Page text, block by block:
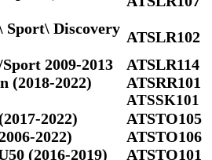
Sport\ Discovery ATSLR102
2009-2013
ATSLR114
(2018-2022)
ATSRR101
ATSSK101
2022)
ATSTO105
2022)
ATSTO106
(2016-2019)
ATSTO101